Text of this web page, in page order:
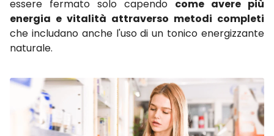
essere fermato solo capendo come avere più
energia e vitalità attraverso metodi completi
che includano anche l'uso di un tonico energizzante
naturale.